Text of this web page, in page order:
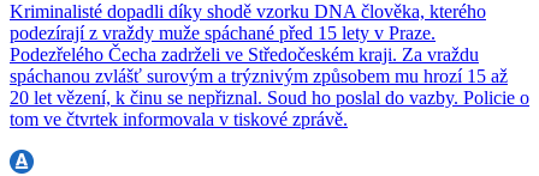
Kriminalisté dopadli díky shodě vzorku DNA člověka, kterého
podezírají z vraždy muže spáchané před 15 lety v Praze.
Podezřelého Čecha zadrželi ve Středočeském kraji. Za vraždu
spáchanou zvlášť surovým a trýznivým způsobem mu hrozí 15 až
20 let vězení, k činu se nepřiznal. Soud ho poslal do vazby. Policie o
tom ve čtvrtek informovala v tiskové zprávě.